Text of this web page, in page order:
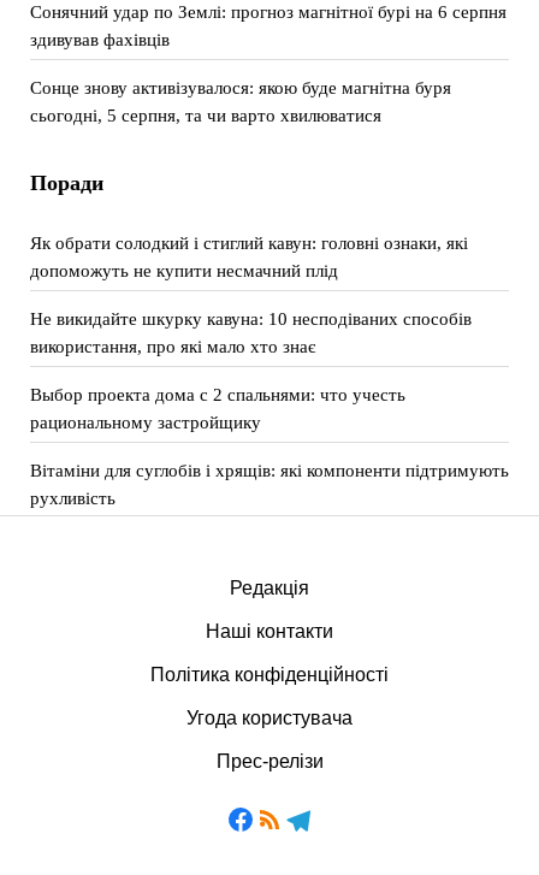
Сонячний удар по Землі: прогноз магнітної бурі на 6 серпня
здивував фахівців
Сонце знову активізувалося: якою буде магнітна буря
сьогодні, 5 серпня, та чи варто хвилюватися
Поради
Як обрати солодкий і стиглий кавун: головні ознаки, які
допоможуть не купити несмачний плід
Не викидайте шкурку кавуна: 10 несподіваних способів
використання, про які мало хто знає
Выбор проекта дома с 2 спальнями: что учесть
рациональному застройщику
Вітаміни для суглобів і хрящів: які компоненти підтримують
рухливість
Редакція
Наші контакти
Політика конфіденційності
Угода користувача
Прес-релізи